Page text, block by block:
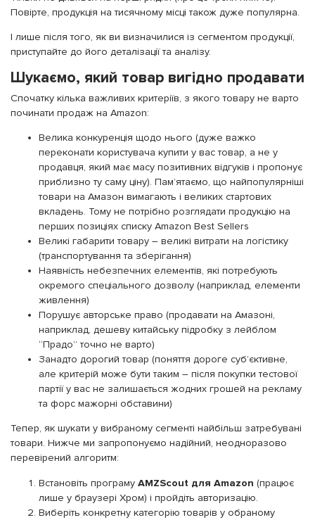
Повірте, продукція на тисячному місці також дуже популярна.
І лише після того, як ви визначилися із сегментом продукції,
приступайте до його деталізації та аналізу.
Шукаємо, який товар вигідно продавати
Спочатку кілька важливих критеріїв, з якого товару не варто
починати продаж на Amazon:
Велика конкуренція щодо нього (дуже важко
переконати користувача купити у вас товар, а не у
продавця, який має масу позитивних відгуків і пропонує
приблизно ту саму ціну). Пам’ятаємо, що найпопулярніші
товари на Амазон вимагають і великих стартових
вкладень. Тому не потрібно розглядати продукцію на
перших позиціях списку Amazon Best Sellers
Великі габарити товару – великі витрати на логістику
(транспортування та зберігання)
Наявність небезпечних елементів, які потребують
окремого спеціального дозволу (наприклад, елементи
живлення)
Порушує авторське право (продавати на Амазоні,
наприклад, дешеву китайську підробку з лейблом
“Прадо” точно не варто)
Занадто дорогий товар (поняття дороге суб’єктивне,
але критерій може бути таким – після покупки тестової
партії у вас не залишається жодних грошей на рекламу
та форс мажорні обставини)
Тепер, як шукати у вибраному сегменті найбільш затребувані
товари. Нижче ми запропонуємо надійний, неодноразово
перевірений алгоритм:
Встановіть програму AMZScout для Amazon (працює
лише у браузері Хром) і пройдіть авторизацію.
Виберіть конкретну категорію товарів у обраному